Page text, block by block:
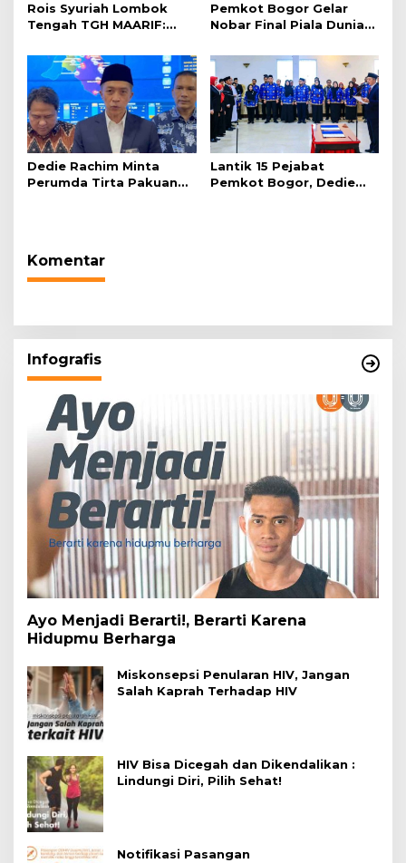
Rois Syuriah Lombok
Tengah TGH MAARIF:
Abad Kedua NU”
Pemkot Bogor Gelar
Nobar Final Piala Dunia
Dedie Rachim Minta
Perumda Tirta Pakuan
Lantik 15 Pejabat
Pemkot Bogor, Dedie
Komentar
Infografis
Ayo Menjadi Berarti!, Berarti Karena
Hidupmu Berharga
Miskonsepsi Penularan HIV, Jangan
Salah Kaprah Terhadap HIV
HIV Bisa Dicegah dan Dikendalikan :
Lindungi Diri, Pilih Sehat!
Notifikasi Pasangan